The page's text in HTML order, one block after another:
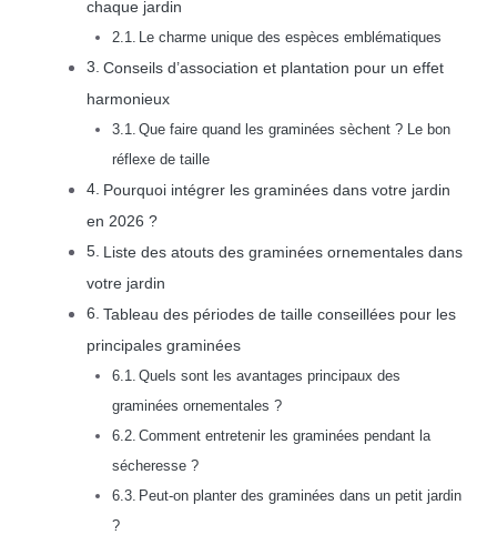
chaque jardin
Le charme unique des espèces emblématiques
Conseils d’association et plantation pour un effet
harmonieux
Que faire quand les graminées sèchent ? Le bon
réflexe de taille
Pourquoi intégrer les graminées dans votre jardin
en 2026 ?
Liste des atouts des graminées ornementales dans
votre jardin
Tableau des périodes de taille conseillées pour les
principales graminées
Quels sont les avantages principaux des
graminées ornementales ?
Comment entretenir les graminées pendant la
sécheresse ?
Peut-on planter des graminées dans un petit jardin
?